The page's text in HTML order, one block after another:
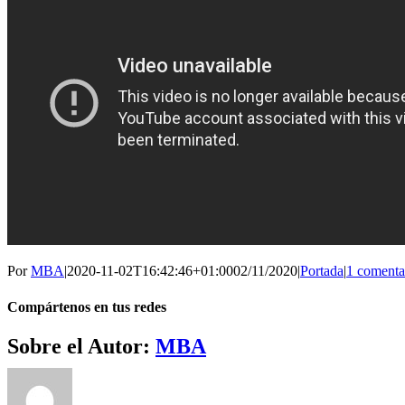
PorMBA|2020-11-02T16:42:46+01:0002/11/2020|Portada|1
Compártenos en tus redes
Facebook
Twitter
WhatsApp
Telegram
Correo
electrónico
Sobre el Autor: MBA